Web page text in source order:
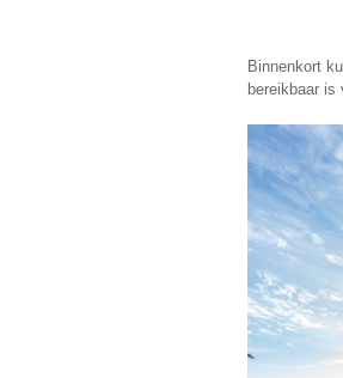
Binnenkort
bereikbaar is